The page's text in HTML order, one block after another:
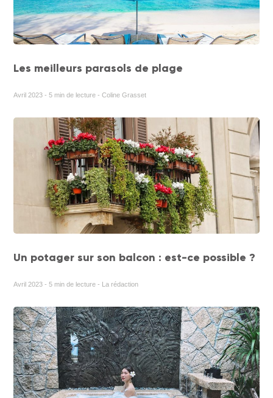
Les meilleurs parasols de plage
Avril 2023 - 5 min de lecture - Coline Grasset
Un potager sur son balcon : est-ce possible ?
Avril 2023 - 5 min de lecture - La rédaction